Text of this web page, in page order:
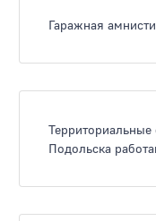
Гаражная
Подольска